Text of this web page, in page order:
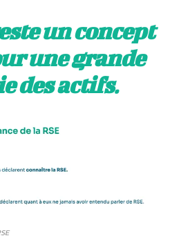
un concept
une grande
des actifs.